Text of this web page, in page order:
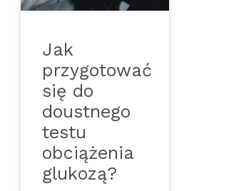
Jak
przygotować
się do
doustnego
testu
obciążenia
glukozą?